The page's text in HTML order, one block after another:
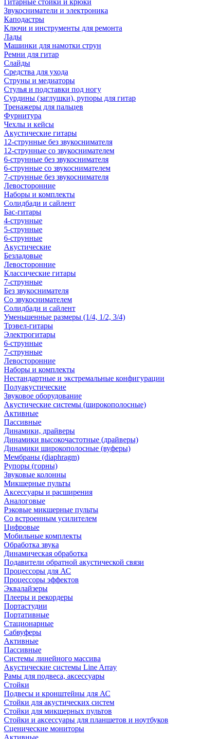
Гитарные стойки и крюки
Звукосниматели и электроника
Каподастры
Ключи и инструменты для ремонта
Лады
Машинки для намотки струн
Ремни для гитар
Слайды
Средства для ухода
Струны и медиаторы
Стулья и подставки под ногу
Сурдины (заглушки), рупоры для гитар
Тренажеры для пальцев
Фурнитура
Чехлы и кейсы
Акустические гитары
12-струнные без звукоснимателя
12-струнные со звукоснимателем
6-струнные без звукоснимателя
6-струнные со звукоснимателем
7-струнные без звукоснимателя
Левосторонние
Наборы и комплекты
Солидбади и сайлент
Бас-гитары
4-струнные
5-струнные
6-струнные
Акустические
Безладовые
Левосторонние
Классические гитары
7-струнные
Без звукоснимателя
Со звукоснимателем
Солидбади и сайлент
Уменьшенные размеры (1/4, 1/2, 3/4)
Трэвел-гитары
Электрогитары
6-струнные
7-струнные
Левосторонние
Наборы и комплекты
Нестандартные и экстремальные конфигурации
Полуакустические
Звуковое оборудование
Акустические системы (широкополосные)
Активные
Пассивные
Динамики, драйверы
Динамики высокочастотные (драйверы)
Динамики широкополосные (вуферы)
Мембраны (diaphragm)
Рупоры (горны)
Звуковые колонны
Микшерные пульты
Аксессуары и расширения
Аналоговые
Рэковые микшерные пульты
Со встроенным усилителем
Цифровые
Мобильные комплекты
Обработка звука
Динамическая обработка
Подавители обратной акустической связи
Процессоры для АС
Процессоры эффектов
Эквалайзеры
Плееры и рекордеры
Портастудии
Портативные
Стационарные
Сабвуферы
Активные
Пассивные
Системы линейного массива
Акустические системы Line Array
Рамы для подвеса, аксессуары
Стойки
Подвесы и кронштейны для АС
Стойки для акустических систем
Стойки для микшерных пультов
Стойки и аксессуары для планшетов и ноутбуков
Сценические мониторы
Активные